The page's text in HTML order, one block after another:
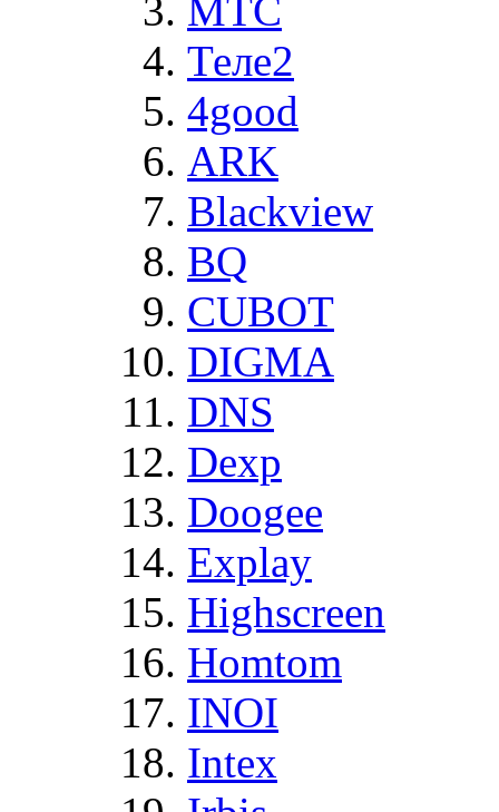
MTC
Теле2
4good
ARK
Blackview
BQ
CUBOT
DIGMA
DNS
Dexp
Doogee
Explay
Highscreen
Homtom
INOI
Intex